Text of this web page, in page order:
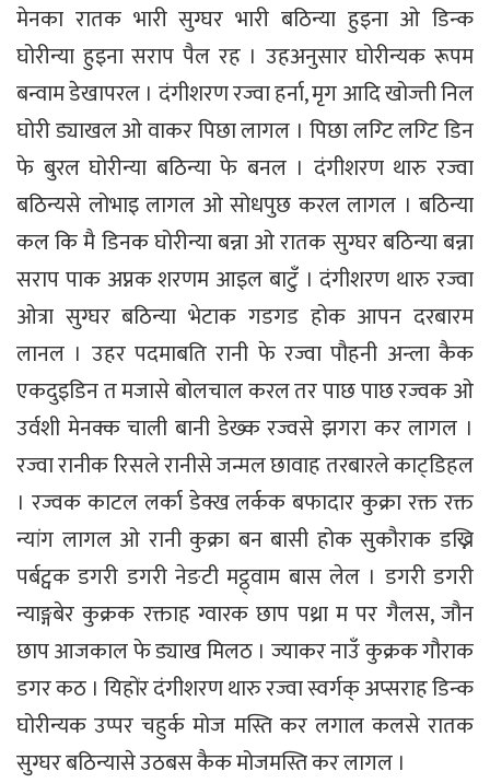
मेनका रातक भारी सुग्घर भारी बठिन्या हुइना ओ डिन्क
घोरीन्या हुइना सराप पैल रह । उहअनुसार घोरीन्यक रूपम
बन्वाम डेखापरल । दंगीशरण रज्वा हर्ना, मृग आदि खोज्ती निल
घोरी ड्याखल ओ वाकर पिछा लागल । पिछा लग्टि लग्टि डिन
फे बुरल घोरीन्या बठिन्या फे बनल । दंगीशरण थारु रज्वा
बठिन्यसे लोभाइ लागल ओ सोधपुछ करल लागल । बठिन्या
कल कि मै डिनक घोरीन्या बन्ना ओ रातक सुग्घर बठिन्या बन्ना
सराप पाक अप्नक शरणम आइल बाटुँ । दंगीशरण थारु रज्वा
ओत्रा सुग्घर बठिन्या भेटाक गडगड होक आपन दरबारम
लानल । उहर पदमाबति रानी फे रज्वा पौहनी अन्ला कैक
एकदुइडिन त मजासे बोलचाल करल तर पाछ पाछ रज्वक ओ
उर्वशी मेनक्क चाली बानी डेख्क रज्वसे झगरा कर लागल ।
रज्वा रानीक रिसले रानीसे जन्मल छावाह तरबारले काट्डिहल
। रज्वक काटल लर्का डेक्ख लर्कक बफादार कुक्रा रक्त रक्त
न्यांग लागल ओ रानी कुक्रा बन बासी होक सुकौराक डख्नि
पर्बट्वक डगरी डगरी नेङटी मट्ठ्वाम बास लेल । डगरी डगरी
न्याङ्गबेर कुक्रक रक्ताह ग्वारक छाप पथ्रा म पर गैलस, जौन
छाप आजकाल फे ड्याख मिलठ । ज्याकर नाउँ कुक्रक गौराक
डगर कठ । यिहोंर दंगीशरण थारु रज्वा स्वर्गक् अप्सराह डिन्क
घोरीन्यक उप्पर चहुर्क मोज मस्ति कर लगाल कलसे रातक
सुग्घर बठिन्यासे उठबस कैक मोजमस्ति कर लागल ।